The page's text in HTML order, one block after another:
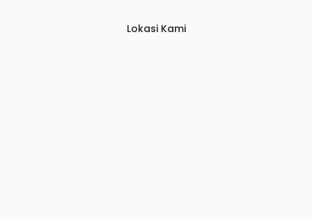
Lokasi Kami